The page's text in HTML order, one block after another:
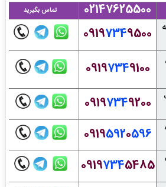
02147625500 تماس بگیرید
09197349500
09197349100
09197349200
09195920596
09197345485